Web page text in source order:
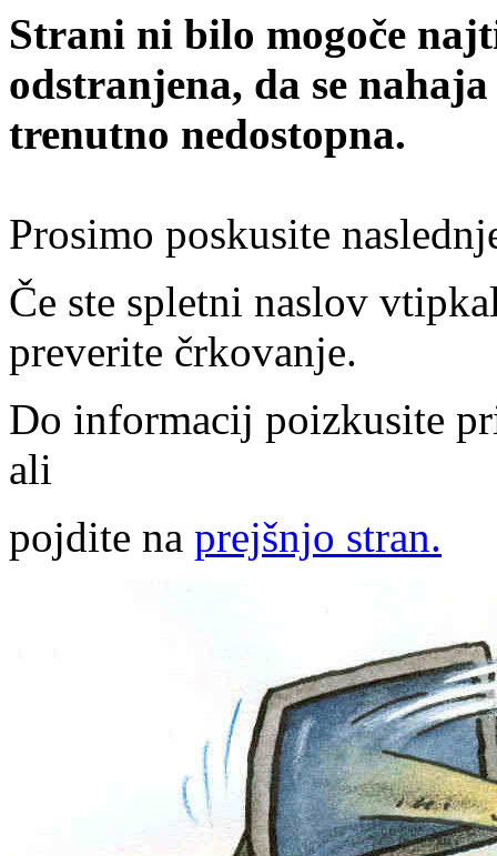
Strani ni bilo mogoče
odstranjena, da se
trenutno nedostopna.
Prosimo poskusite
Če ste spletni naslov
preverite črkovanje.
Do informacij poizkusite
ali
pojdite na prejšnjo stran.